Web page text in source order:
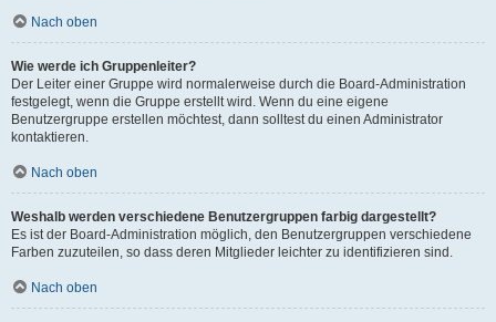
Nach oben
Wie werde ich Gruppenleiter?
Der Leiter einer Gruppe wird normalerweise durch die Board-Administration
festgelegt, wenn die Gruppe erstellt wird. Wenn du eine eigene
Benutzergruppe erstellen möchtest, dann solltest du einen Administrator
kontaktieren.
Nach oben
Weshalb werden verschiedene Benutzergruppen farbig dargestellt?
Es ist der Board-Administration möglich, den Benutzergruppen verschiedene
Farben zuzuteilen, so dass deren Mitglieder leichter zu identifizieren sind.
Nach oben